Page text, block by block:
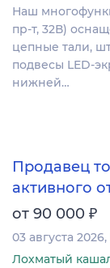
Наш
пр-т, 32В)
цепные тали,
подвесы LED-
нижней…
Продавец
активного
от 90 000 ₽
03 августа 2026
Лохматый